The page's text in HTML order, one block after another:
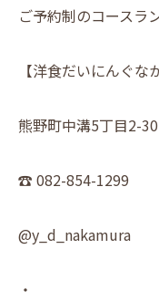
ご予約制のコースラ
【洋食だいにんぐな
熊野町中溝5丁目2-30
☎︎ 082-854-1299
@y_d_nakamura
・